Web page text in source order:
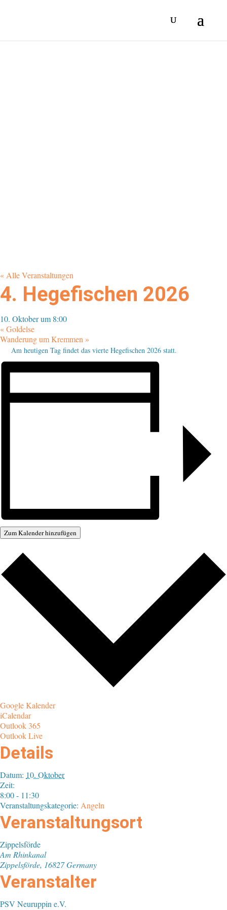
« Alle Veranstaltungen
4. Hegefischen 2026
10. Oktober um 8:00
«Goldelse
Wanderung um Kremmen »
Am heutigen Tag findet das vierte Hegefischen 2026 statt.
Zum Kalender hinzufügen
Google Kalender
iCalendar
Outlook 365
Outlook Live
Details
Datum: 10. Oktober
Zeit:
8:00 - 11:30
Veranstaltungskategorie: Angeln
Veranstaltungsort
Zippelsförde
Am Rhinkanal
Zippelsförde, 16827Germany
Veranstalter
PSV Neuruppin e.V.